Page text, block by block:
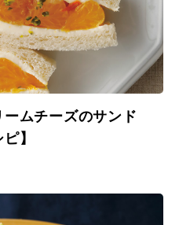
ムチーズのサンド
】